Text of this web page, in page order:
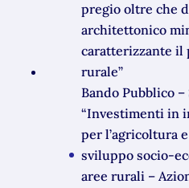
pregio oltre che
architettonico
caratterizzante il
rurale”
Bando Pubblico –
“Investimenti in
per l’agricoltura
sviluppo socio-
aree rurali –